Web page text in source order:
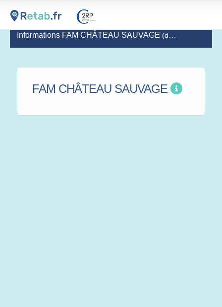
Informations FAM CHÂTEAU SAUVAGE (dernière mise à jour le 2021-06-17)
FAM CHÂTEAU SAUVAGE